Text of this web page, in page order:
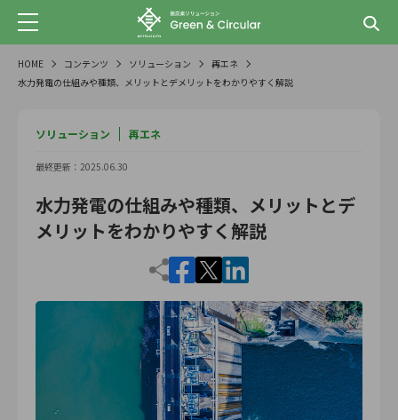
HOME コンテンツ ソリューション
再エネ
水力発電の仕組みや種類、メリットとデメリットをわかりやすく解説
ソリューション 再エネ
最終更新：2025.06.30
水力発電の仕組みや種類、メリットとデ
メリットをわかりやすく解説